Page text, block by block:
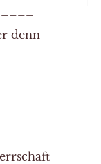
denn